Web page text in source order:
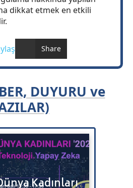
dikkat etmek en etkili
Share
DUYURU ve
Kadınları